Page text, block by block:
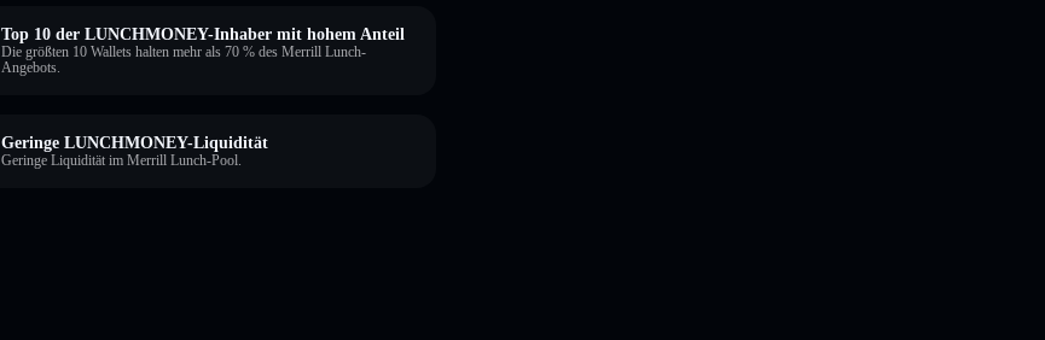
Top 10 der LUNCHMONEY-Inhaber mit hohem Anteil
Die größten 10 Wallets halten mehr als 70 % des Merrill Lunch-
Angebots.
Geringe LUNCHMONEY-Liquidität
Geringe Liquidität im Merrill Lunch-Pool.